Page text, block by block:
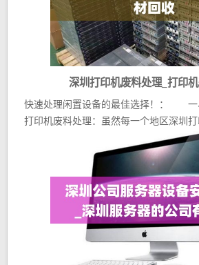
深圳打印机废料处理_打印
快速处理闲置设备的最佳选择！： 一
打印机废料处理：虽然每一个地区深圳
都...